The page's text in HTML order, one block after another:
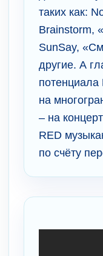
таких как:
Brainstorm,
SunSay,
другие. А
потенциала
на
– на
RED
по счёту